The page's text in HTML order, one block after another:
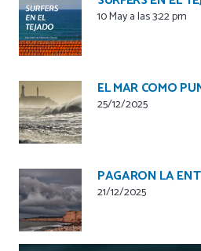
10 May a las 3:22 pm
EL MAR COMO
25/12/2025
PAGARON LA
21/12/2025